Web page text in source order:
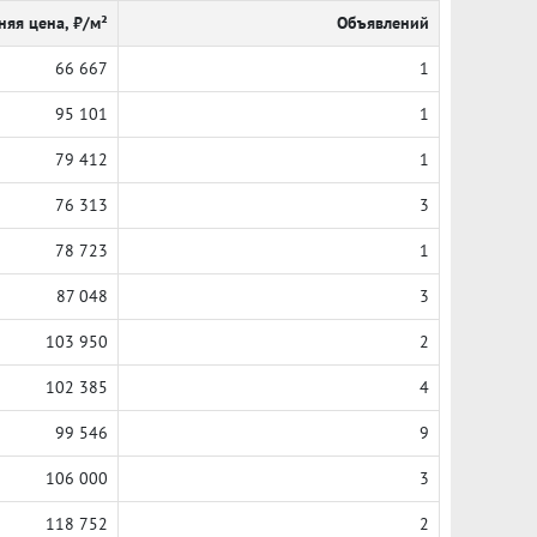
цена, ₽/м² Объявлений
66 667 1
95 101 1
79 412 1
76 313 3
78 723 1
87 048 3
103 950 2
102 385 4
99 546 9
106 000 3
118 752 2